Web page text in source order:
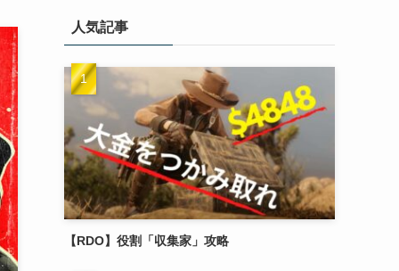
人気記事
【RDO】役割「収集家」攻略